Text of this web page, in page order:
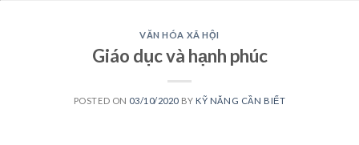
VĂN HÓA XÃ HỘI
Giáo dục và hạnh phúc
POSTED ON 03/10/2020 BY KỸ NĂNG CẦN BIẾT